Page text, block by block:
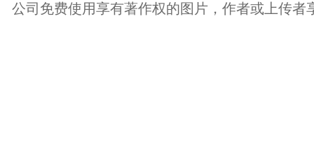
公司免费使用享有著作权的图片，作者或上传者